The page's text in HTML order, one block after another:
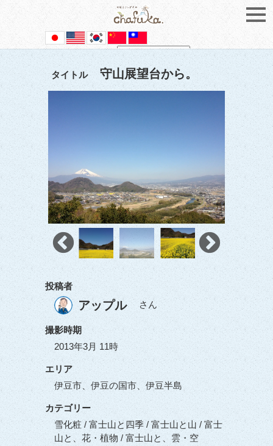
Powered by Translate
タイトル 守山展望台から。
投稿者
アップル さん
撮影時期
2013年3月 11時
エリア
伊豆市、伊豆の国市、伊豆半島
カテゴリー
雪化粧 / 富士山と四季 / 富士山と山 / 富士
山と、花・植物 / 富士山と、雲・空